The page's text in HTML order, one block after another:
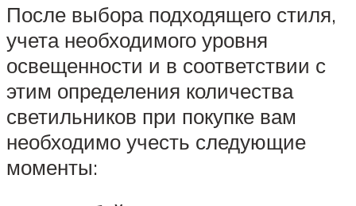
После выбора подходящего стиля,
учета необходимого уровня
освещенности и в соответствии с
этим определения количества
светильников при покупке вам
необходимо учесть следующие
моменты: